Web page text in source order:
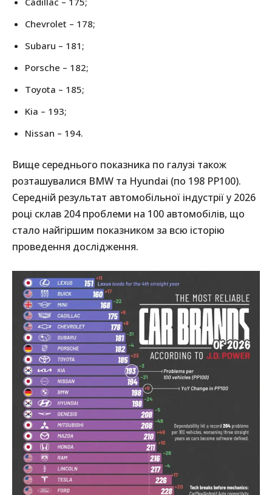
Chevrolet – 178;
Subaru – 181;
Porsche – 182;
Toyota – 185;
Kia – 193;
Nissan – 194.
Вище середнього показника по галузі також
розташувалися BMW та Hyundai (по 198 PP100).
Середній результат автомобільної індустрії у 2026
році склав 204 проблеми на 100 автомобілів, що
стало найгіршим показником за всю історію
проведення дослідження.